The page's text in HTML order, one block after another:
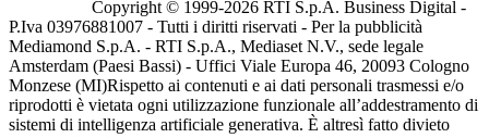
Copyright © 1999-2026 RTI S.p.A. Business Digital -
P.Iva 03976881007 - Tutti i diritti riservati - Per la pubblicità
Mediamond S.p.A. - RTI S.p.A., Mediaset N.V., sede legale
Amsterdam (Paesi Bassi) - Uffici Viale Europa 46, 20093 Cologno
Monzese (MI)Rispetto ai contenuti e ai dati personali trasmessi e/o
riprodotti è vietata ogni utilizzazione funzionale all’addestramento di
sistemi di intelligenza artificiale generativa. È altresì fatto divieto